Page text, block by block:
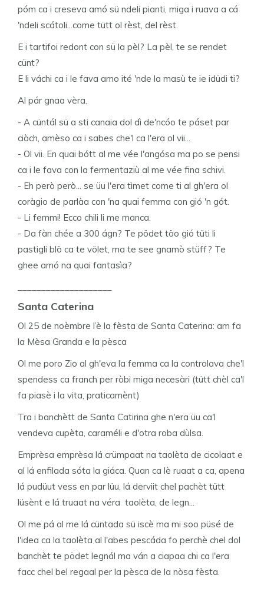
póm ca i creseva amó sü ndeli pianti, miga i ruava a cá
'ndeli scátoli...come tütt ol rèst, del rèst.
E i tartifoi redont con sü la pèl? La pèl, te se rendet
cünt?
E li váchi ca i le fava amo ité 'nde la masù te ie idüdi ti?
Al pár gnaa vèra.
- A cüntál sü a sti canaia dol dì de'ncóo te páset par
ciòch, amèso ca i sabes che'l ca l'era ol vii...
- Ol vii. En quai bótt al me vée l'angósa ma po se pensi
ca i le fava con la fermentaziù al me vée fina schivi.
- Eh però però... se üu l'era tìmet come ti al gh'era ol
coràgio de parlàa con 'na quai femma con gió 'n gót.
- Li femmi! Ecco chili li me manca.
- Da fàn chée a 300 ágn? Te pödet töo gió tüti li
pastigli blö ca te völet, ma te see gnamò stüff? Te
ghee amó na quai fantasìa?
Santa Caterina
Ol 25 de noèmbre l’è la fèsta de Santa Caterina: am fa
la Mèsa Granda e la pèsca
Ol me poro Zio al gh'eva la femma ca la controlava che'l
spendess ca franch per ròbi miga necesàri (tütt chèl ca'l
fa piasè i la vita, praticamènt)
Tra i banchètt de Santa Catirina ghe n'era üu ca'l
vendeva cupèta, caraméli e d'otra roba dùlsa.
Emprèsa emprèsa lá crümpaat na taolèta de cicolaat e
al lá enfilada sóta la giáca. Quan ca lè ruaat a ca, apena
lá pudüut vess en par lüu, lá derviit chel pachèt tütt
lüsènt e lá truaat na véra taolèta, de legn...
Ol me pá al me lá cüntada sü iscè ma mi soo püsé de
l'idea ca la taolèta al l'abes pescáda fo perchè chel dol
banchèt te pödet legnál ma ván a ciapaa chi ca l'era
facc chel bel regaal per la pèsca de la nòsa fèsta.